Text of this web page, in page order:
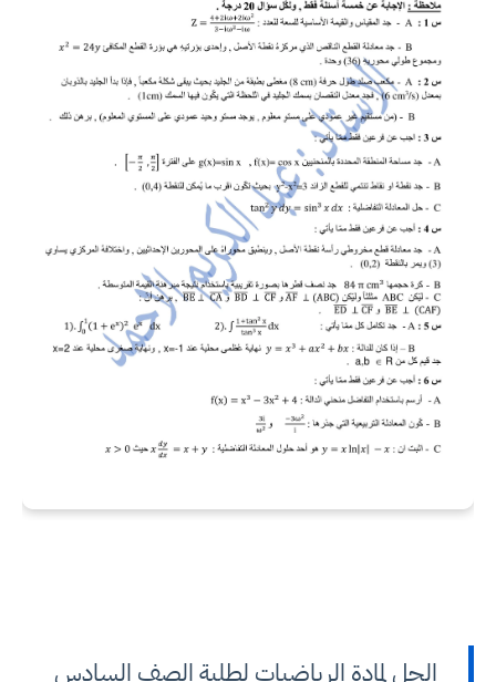
الحل لمادة الرياضيات لطلبة الصف السادس